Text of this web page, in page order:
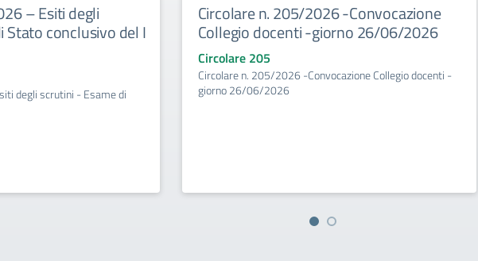
– Esiti degli
Stato conclusivo del I
degli scrutini - Esame di
Circolare n. 205/2026 -Convocazione
Collegio docenti -giorno 26/06/2026
Circolare 205
Circolare n. 205/2026 -Convocazione Collegio docenti -
giorno 26/06/2026